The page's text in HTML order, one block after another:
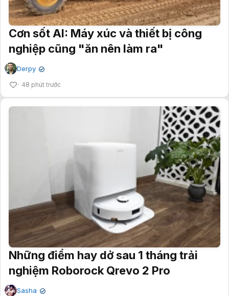
Cơn sốt AI: Máy xúc và thiết bị công
nghiệp cũng "ăn nên làm ra"
Derpy ✔
48 phút trước
Những điểm hay dở sau 1 tháng trải
nghiệm Roborock Qrevo 2 Pro
Sasha ✔